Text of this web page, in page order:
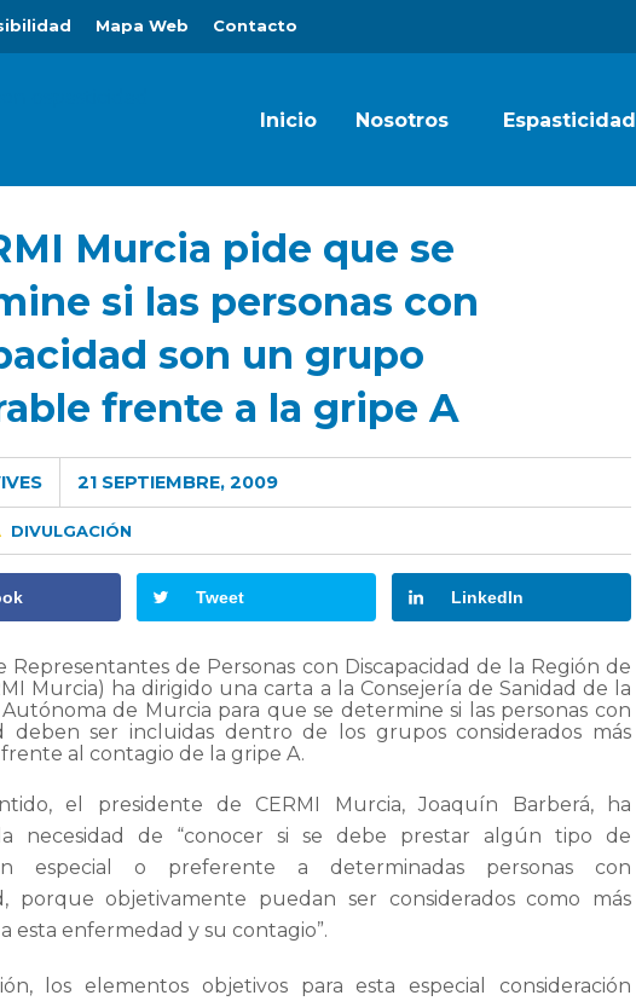
Mapa Web Contacto
Inicio Nosotros Espasticidad
Murcia pide que se
si las personas con
son un grupo
frente a la gripe A
21 SEPTIEMBRE, 2009
DIVULGACIÓN
Tweet LinkedIn
Representantes de Personas con Discapacidad de la Región de
Murcia) ha dirigido una carta a la Consejería de Sanidad de la
de Murcia para que se determine si las personas con
deben ser incluidas dentro de los grupos considerados más
al contagio de la gripe A.
el presidente de CERMI Murcia, Joaquín Barberá, ha
necesidad de “conocer si se debe prestar algún tipo de
especial o preferente a determinadas personas con
porque objetivamente puedan ser considerados como más
esta enfermedad y su contagio”.
los elementos objetivos para esta especial consideración